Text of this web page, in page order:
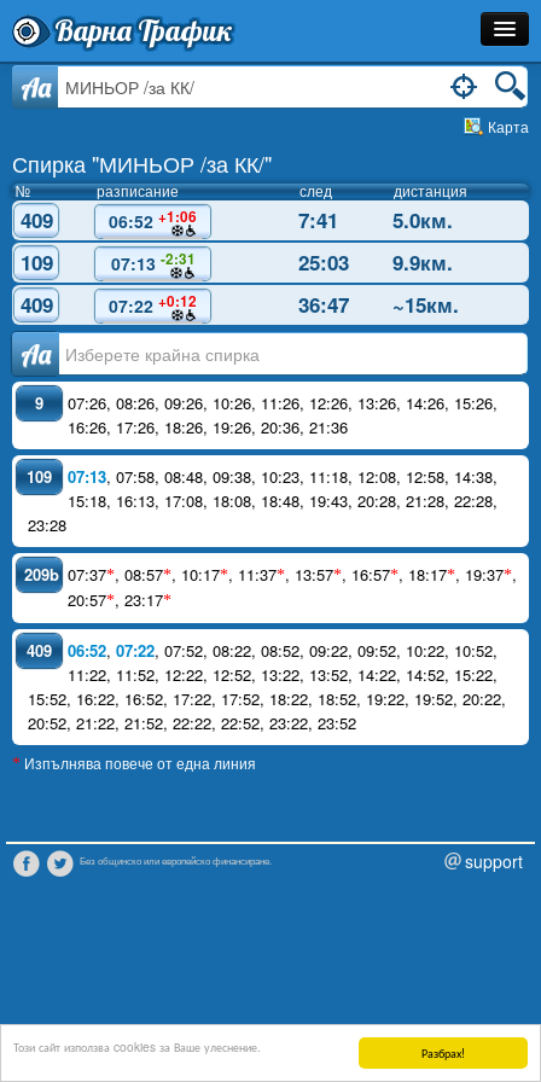
Разбрах!
Този сайт използва cookies за Ваше улеснение.
Варна Трафик
Спирка
Разписание
Как Да Стигна?
Инфо
Aa
Карта
Спирка "МИНЬОР /за КК/"
№ разписание след дистанция
409 06:52 +1:06 7:41
5.0км.
109
07:13 -2:31 25:03
9.9км.
409
07:22 +0:12 36:47 ~15км.
Аа
9 07:26, 08:26, 09:26, 10:26, 11:26, 12:26, 13:26, 14:26, 15:26,
16:26, 17:26, 18:26, 19:26, 20:36, 21:36
109 07:13, 07:58, 08:48, 09:38, 10:23, 11:18, 12:08, 12:58, 14:38,
15:18, 16:13, 17:08, 18:08, 18:48, 19:43, 20:28, 21:28, 22:28,
23:28
209b 07:37*, 08:57*, 10:17*, 11:37*, 13:57*, 16:57*, 18:17*, 19:37*,
20:57*, 23:17*
409 06:52, 07:22, 07:52, 08:22, 08:52, 09:22, 09:52, 10:22, 10:52,
11:22, 11:52, 12:22, 12:52, 13:22, 13:52, 14:22, 14:52, 15:22,
15:52, 16:22, 16:52, 17:22, 17:52, 18:22, 18:52, 19:22, 19:52, 20:22,
20:52, 21:22, 21:52, 22:22, 22:52, 23:22, 23:52
* Изпълнява повече от една линия
Без общинско или европейско финансиране. support